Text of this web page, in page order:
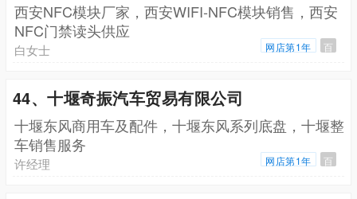
西安NFC模块厂家，西安WIFI-NFC模块销售，西安
NFC门禁读头供应
白女士 网店第1年 百
44、十堰奇振汽车贸易有限公司
十堰东风商用车及配件，十堰东风系列底盘，十堰整
车销售服务
许经理 网店第1年 百